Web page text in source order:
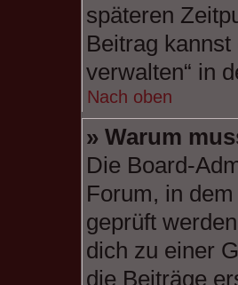
späteren
Beitrag
verwalten“ in
Nach oben
» Warum
Die Board-
Forum, in
geprüft
dich zu einer
die Beiträge